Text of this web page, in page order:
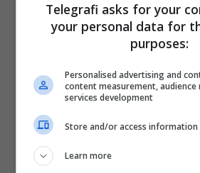
Telegrafi asks for your
your personal data for
purposes:
Personalised advertising and
content measurement, audience
services development
Store and/or access information
Learn more